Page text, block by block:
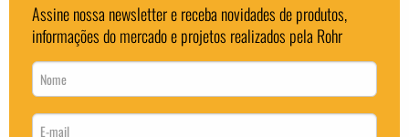
Assine nossa newsletter e receba novidades de produtos,
informações do mercado e projetos realizados pela Rohr